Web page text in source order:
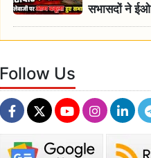
सभासदों ने ईओ
के गंभीर आरोप
Follow Us